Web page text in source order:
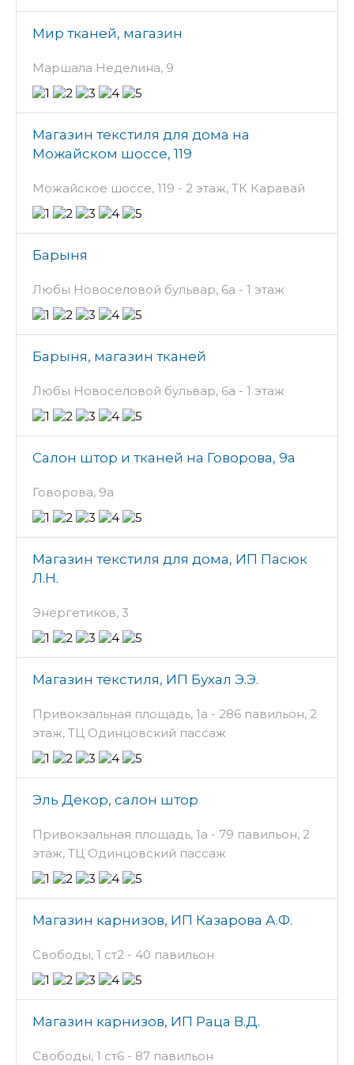
Мир тканей, магазин
Маршала Неделина, 9
Магазин текстиля для дома на
Можайском шоссе, 119
Можайское шоссе, 119 - 2 этаж, ТК Каравай
Барыня
Любы Новоселовой бульвар, 6а - 1 этаж
Барыня, магазин тканей
Любы Новоселовой бульвар, 6а - 1 этаж
Салон штор и тканей на Говорова, 9а
Говорова, 9а
Магазин текстиля для дома, ИП Пасюк
Л.Н.
Энергетиков, 3
Магазин текстиля, ИП Бухал Э.Э.
Привокзальная площадь, 1а - 286 павильон, 2
этаж, ТЦ Одинцовский пассаж
Эль Декор, салон штор
Привокзальная площадь, 1а - 79 павильон, 2
этаж, ТЦ Одинцовский пассаж
Магазин карнизов, ИП Казарова А.Ф.
Свободы, 1 ст2 - 40 павильон
Магазин карнизов, ИП Раца В.Д.
Свободы, 1 ст6 - 87 павильон